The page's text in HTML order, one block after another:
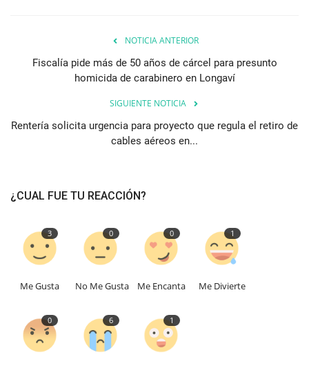
NOTICIA ANTERIOR
Fiscalía pide más de 50 años de cárcel para presunto
homicida de carabinero en Longaví
SIGUIENTE NOTICIA
Rentería solicita urgencia para proyecto que regula el retiro de
cables aéreos en...
¿CUAL FUE TU REACCIÓN?
3
Me Gusta
0
No Me Gusta
0
Me Encanta
1
Me Divierte
0 6 1